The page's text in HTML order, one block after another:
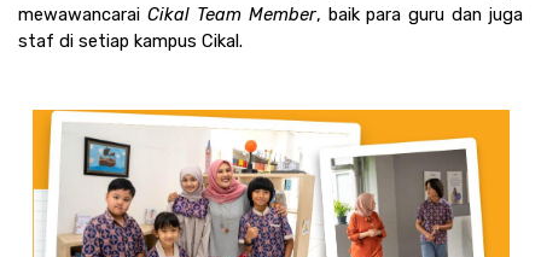
mewawancarai Cikal Team Member, baik para guru dan juga
staf di setiap kampus Cikal.